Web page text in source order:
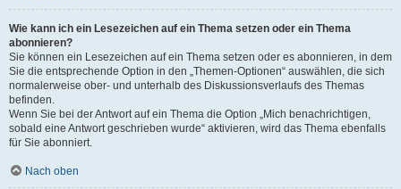
Wie kann ich ein Lesezeichen auf ein Thema setzen oder ein Thema
abonnieren?
Sie können ein Lesezeichen auf ein Thema setzen oder es abonnieren, in dem
Sie die entsprechende Option in den „Themen-Optionen“ auswählen, die sich
normalerweise ober- und unterhalb des Diskussionsverlaufs des Themas
befinden.
Wenn Sie bei der Antwort auf ein Thema die Option „Mich benachrichtigen,
sobald eine Antwort geschrieben wurde“ aktivieren, wird das Thema ebenfalls
für Sie abonniert.
Nach oben